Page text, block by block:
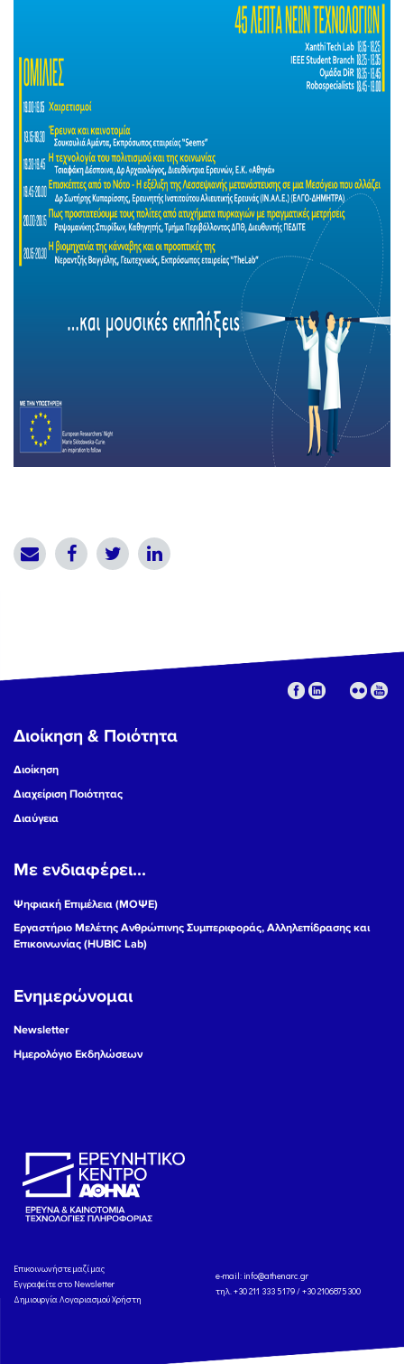
Διοίκηση & Ποιότητα
Διοίκηση
Διαχείριση Ποιότητας
Διαύγεια
Με ενδιαφέρει...
Ψηφιακή Επιμέλεια (ΜΟΨΕ)
Εργαστήριο Μελέτης Ανθρώπινης Συμπεριφοράς, Αλληλεπίδρασης και
Επικοινωνίας (HUBIC Lab)
Ενημερώνομαι
Newsletter
Ημερολόγιο Εκδηλώσεων
Eπικοινωνήστε μαζί μας
Εγγραφείτε στο Newsletter
Δημιουργία Λογαριασμού Χρήστη
e-mail: info@athenarc.gr
τηλ. +30 211 333 5179 / +30 2106875300